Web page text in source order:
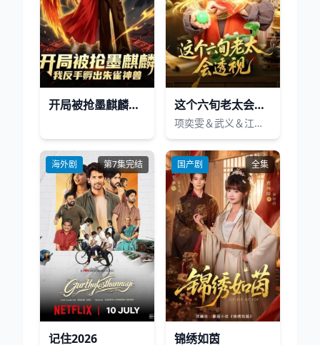
开局被抢墨麒麟，我反手孵出朱雀神兽 这个六旬老太会透视
项奕雯＆武义＆江路祺
海外剧 第7集完结
记住2026
国产剧 全集
锦绣如茵